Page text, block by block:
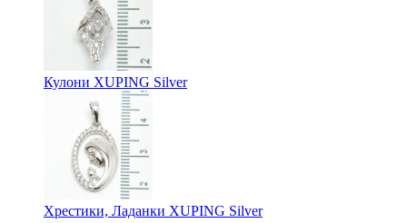
Кулони XUPING Silver
Хрестики, Ладанки XUPING Silver